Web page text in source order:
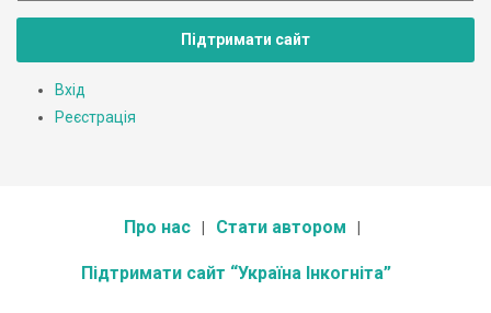
Підтримати сайт
Вхід
Реєстрація
Про нас Стати автором
Підтримати сайт “Україна Інкогніта”